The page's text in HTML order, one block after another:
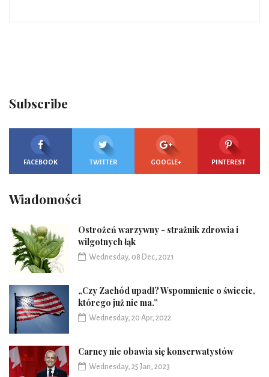
Subscribe
FACEBOOK TWITTER GOOGLE+ PINTEREST
Wiadomości
Ostrożeń warzywny - strażnik zdrowia i
wilgotnych łąk
Wednesday, 08 Dec, 2021
„Czy Zachód upadł? Wspomnienie o świecie,
którego już nie ma.”
Wednesday, 20 Apr, 2022
Carney nie obawia się konserwatystów
Wednesday, 25 Jan, 2023